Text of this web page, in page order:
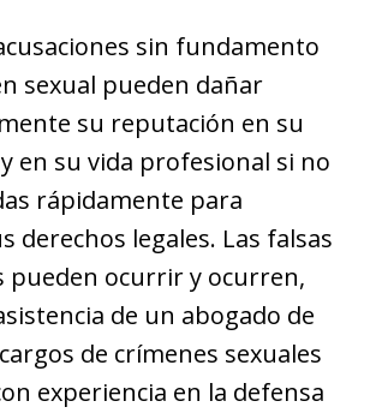
sin fundamento
sexual pueden dañar
su reputación en su
en su vida profesional si no
rápidamente para
derechos legales. Las falsas
pueden ocurrir y ocurren,
de un abogado de
de crímenes sexuales
experiencia en la defensa